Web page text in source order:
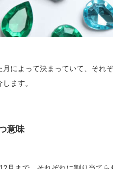
月によって決まっていて、それ
ます。
意味